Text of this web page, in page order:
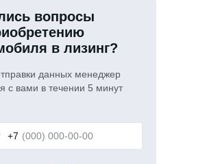
+7
вопросы
в лизинг?
данных менеджер
с вами в течении 5 минут